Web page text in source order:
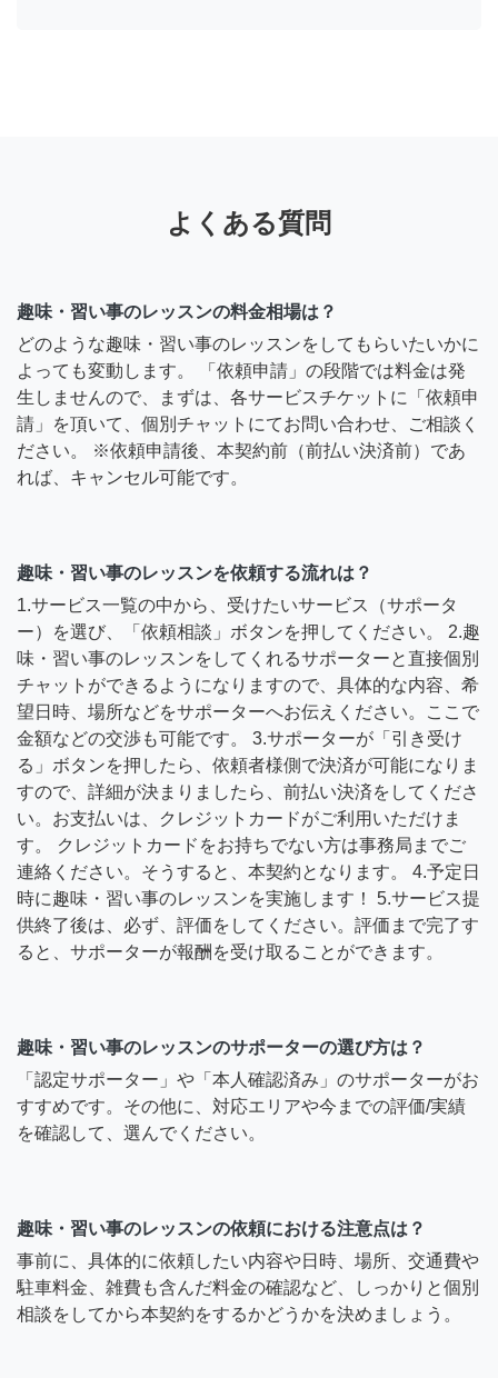
よくある質問
趣味・習い事のレッスンの料金相場は？
どのような趣味・習い事のレッスンをしてもらいたいかに
よっても変動します。 「依頼申請」の段階では料金は発
生しませんので、まずは、各サービスチケットに「依頼申
請」を頂いて、個別チャットにてお問い合わせ、ご相談く
ださい。 ※依頼申請後、本契約前（前払い決済前）であ
れば、キャンセル可能です。
趣味・習い事のレッスンを依頼する流れは？
1.サービス一覧の中から、受けたいサービス（サポータ
ー）を選び、「依頼相談」ボタンを押してください。 2.趣
味・習い事のレッスンをしてくれるサポーターと直接個別
チャットができるようになりますので、具体的な内容、希
望日時、場所などをサポーターへお伝えください。ここで
金額などの交渉も可能です。 3.サポーターが「引き受け
る」ボタンを押したら、依頼者様側で決済が可能になりま
すので、詳細が決まりましたら、前払い決済をしてくださ
い。お支払いは、クレジットカードがご利用いただけま
す。 クレジットカードをお持ちでない方は事務局までご
連絡ください。そうすると、本契約となります。 4.予定日
時に趣味・習い事のレッスンを実施します！ 5.サービス提
供終了後は、必ず、評価をしてください。評価まで完了す
ると、サポーターが報酬を受け取ることができます。
趣味・習い事のレッスンのサポーターの選び方は？
「認定サポーター」や「本人確認済み」のサポーターがお
すすめです。その他に、対応エリアや今までの評価/実績
を確認して、選んでください。
趣味・習い事のレッスンの依頼における注意点は？
事前に、具体的に依頼したい内容や日時、場所、交通費や
駐車料金、雑費も含んだ料金の確認など、しっかりと個別
相談をしてから本契約をするかどうかを決めましょう。